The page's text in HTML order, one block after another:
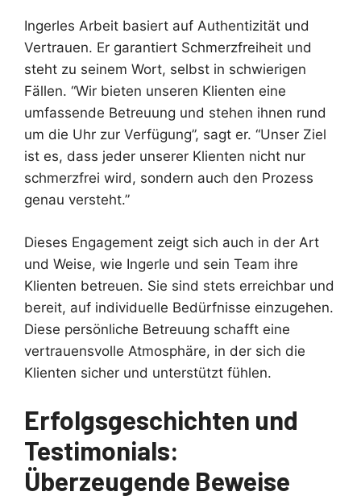
Ingerles Arbeit basiert auf Authentizität und
Vertrauen. Er garantiert Schmerzfreiheit und
steht zu seinem Wort, selbst in schwierigen
Fällen. “Wir bieten unseren Klienten eine
umfassende Betreuung und stehen ihnen rund
um die Uhr zur Verfügung”, sagt er. “Unser Ziel
ist es, dass jeder unserer Klienten nicht nur
schmerzfrei wird, sondern auch den Prozess
genau versteht.”
Dieses Engagement zeigt sich auch in der Art
und Weise, wie Ingerle und sein Team ihre
Klienten betreuen. Sie sind stets erreichbar und
bereit, auf individuelle Bedürfnisse einzugehen.
Diese persönliche Betreuung schafft eine
vertrauensvolle Atmosphäre, in der sich die
Klienten sicher und unterstützt fühlen.
Erfolgsgeschichten und
Testimonials:
Überzeugende Beweise